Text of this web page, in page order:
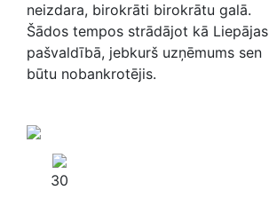
neizdara, birokrāti birokrātu galā.
Šādos tempos strādājot kā Liepājas
pašvaldībā, jebkurš uzņēmums sen
būtu nobankrotējis.
30